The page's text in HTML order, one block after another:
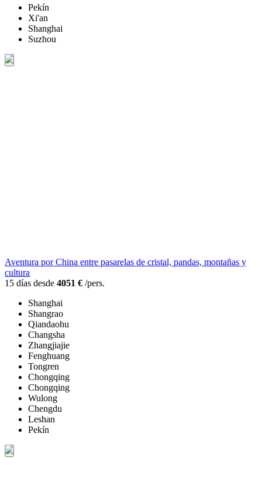
Pekín
Xi'an
Shanghai
Suzhou
Aventura por China entre pasarelas de cristal, pandas, montañas y
cultura
15 días desde 4051 € /pers.
Shanghai
Shangrao
Qiandaohu
Changsha
Zhangjiajie
Fenghuang
Tongren
Chongqing
Chongqing
Wulong
Chengdu
Leshan
Pekín